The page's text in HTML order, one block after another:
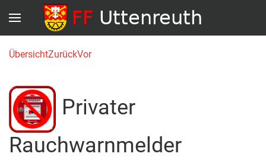
ÜbersichtZurückVor
Privater
Rauchwarnmelder